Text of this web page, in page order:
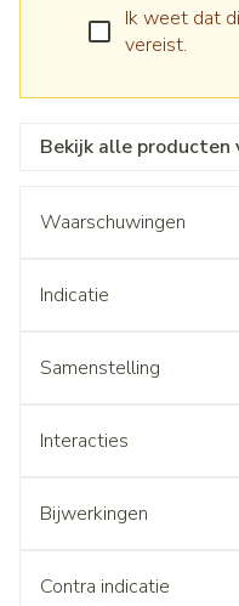
Ik weet dat
vereist.
Bekijk alle producten
Waarschuwingen
Indicatie
Samenstelling
Interacties
Bijwerkingen
Contra indicatie